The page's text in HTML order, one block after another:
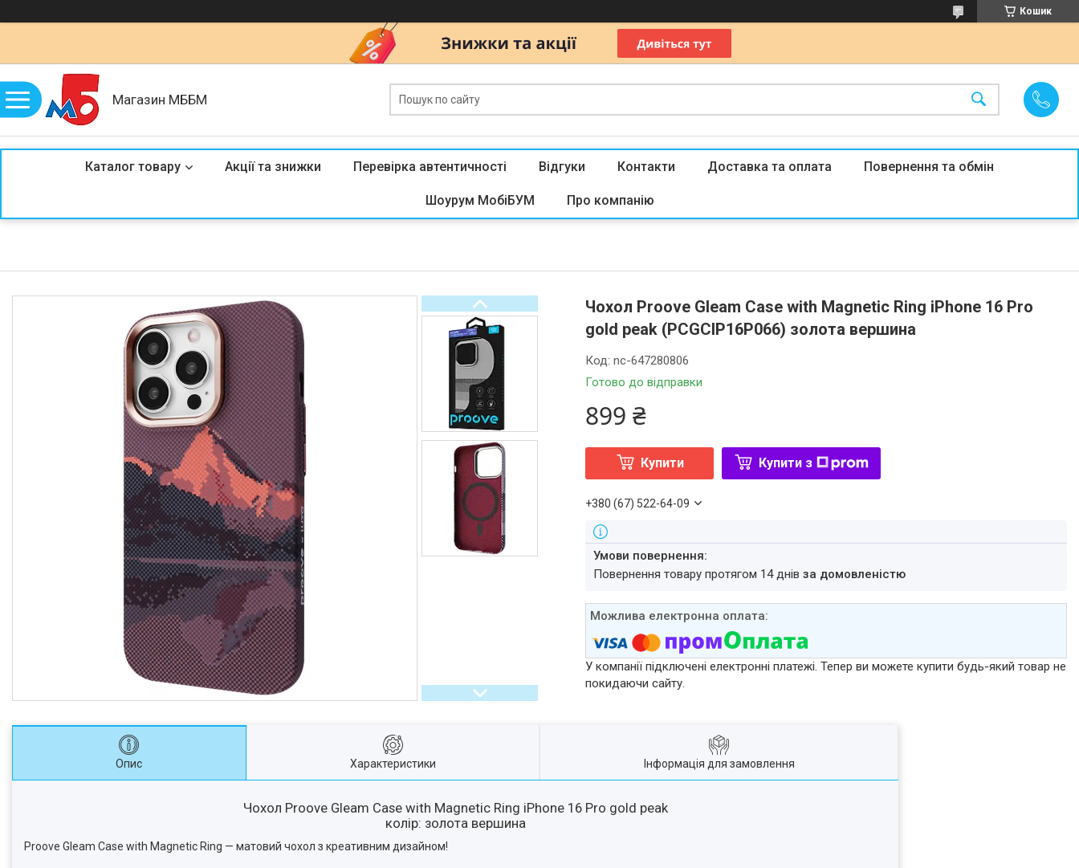
Кошик
Магазин МББМ
Каталог товару Акції та знижки Перевірка автентичності Відгуки Контакти Доставка та оплата Повернення та обмін
Шоурум МобіБУМ Про компанію
Чохол Proove Gleam Case with Magnetic Ring iPhone 16 Pro
gold peak (PCGCIP16P066) золота вершина
Готово до відправки
Код:nc-647280806
899 ₴
Купити Купити з
+380 (67) 522-64-09
повернення товару протягом 14 днівза домовленістю
У компанії підключені електронні платежі. Тепер ви можете купити будь-який товар не
покидаючи сайту.
Опис Характеристики Інформація для замовлення
Чохол Proove Gleam Case with Magnetic Ring iPhone 16 Pro gold peak
колір: золота вершина
Proove Gleam Case with Magnetic Ring — матовий чохол з креативним дизайном!